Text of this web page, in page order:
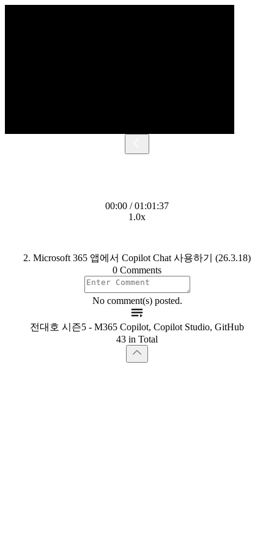
00:00 / 01:01:37
1.0x
2. Microsoft 365 앱에서 Copilot Chat 사용하기 (26.3.18)
0 Comments
No comment(s) posted.
전대호 시즌5 - M365 Copilot, Copilot Studio, GitHub
43 in Total